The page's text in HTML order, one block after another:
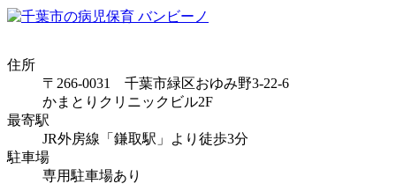
住所
〒266-0031 千葉市緑区おゆみ野3-22-6
かまとりクリニックビル2F
最寄駅
JR外房線「鎌取駅」より徒歩3分
駐車場
専用駐車場あり